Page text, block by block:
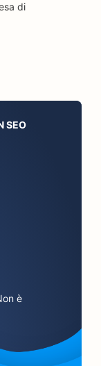
di
SEO
è